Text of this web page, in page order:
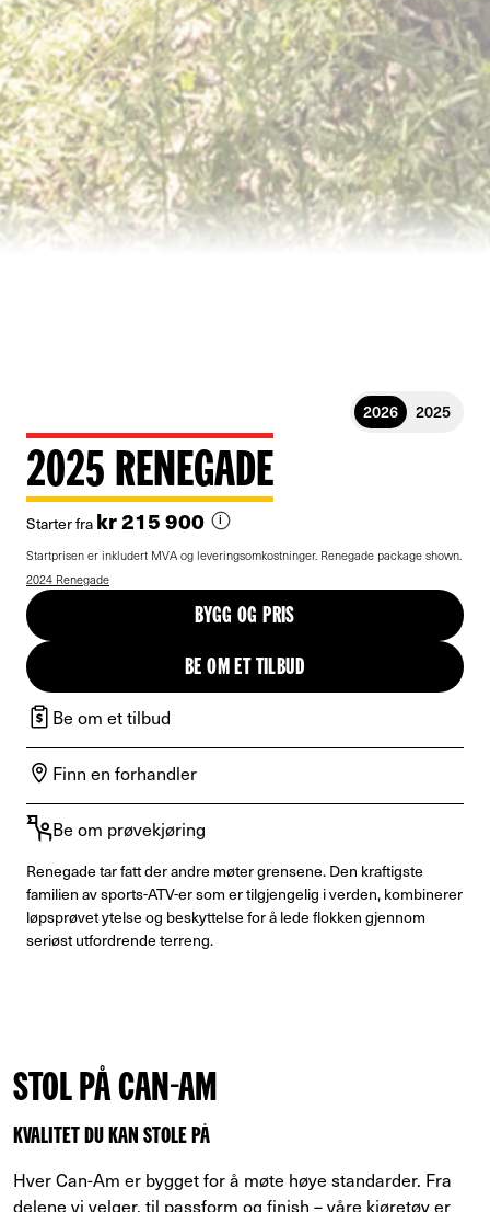
2026 2025
2025 RENEGADE
Starter frakr 215 900 i
Startprisen er inkludert MVA og leveringsomkostninger. Renegade package shown.
2024 Renegade
BYGG OG PRIS
BE OM ET TILBUD
Be om et tilbud
Finn en forhandler
Be om prøvekjøring
Renegade tar fatt der andre møter grensene. Den kraftigste
familien av sports-ATV-er som er tilgjengelig i verden, kombinerer
løpsprøvet ytelse og beskyttelse for å lede flokken gjennom
seriøst utfordrende terreng.
STOL PÅ CAN-AM
KVALITET DU KAN STOLE PÅ
Hver Can-Am er bygget for å møte høye standarder. Fra
delene vi velger, til passform og finish – våre kjøretøy er